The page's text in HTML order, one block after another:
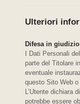
Ulteriori
Difesa in giudizio
I Dati Personali
parte del Titolare
eventuale
questo Sito Web
L’Utente dichiara
potrebbe essere